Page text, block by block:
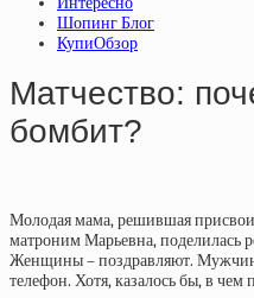
Шопинг Блог
КупиОбзор
Матчество:
бомбит?
Молодая мама, решившая
матроним Марьевна, поделилась
Женщины – поздравляют.
телефон. Хотя, казалось бы, в чем